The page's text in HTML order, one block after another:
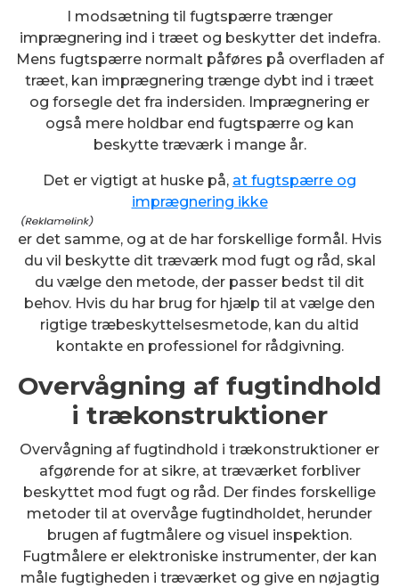
I modsætning til fugtspærre trænger
imprægnering ind i træet og beskytter det indefra.
Mens fugtspærre normalt påføres på overfladen af
træet, kan imprægnering trænge dybt ind i træet
og forsegle det fra indersiden. Imprægnering er
også mere holdbar end fugtspærre og kan
beskytte træværk i mange år.
Det er vigtigt at huske på, at fugtspærre og
imprægnering ikke
er det samme, og at de har forskellige formål. Hvis
du vil beskytte dit træværk mod fugt og råd, skal
du vælge den metode, der passer bedst til dit
behov. Hvis du har brug for hjælp til at vælge den
rigtige træbeskyttelsesmetode, kan du altid
kontakte en professionel for rådgivning.
Overvågning af fugtindhold
i trækonstruktioner
Overvågning af fugtindhold i trækonstruktioner er
afgørende for at sikre, at træværket forbliver
beskyttet mod fugt og råd. Der findes forskellige
metoder til at overvåge fugtindholdet, herunder
brugen af fugtmålere og visuel inspektion.
Fugtmålere er elektroniske instrumenter, der kan
måle fugtigheden i træværket og give en nøjagtig